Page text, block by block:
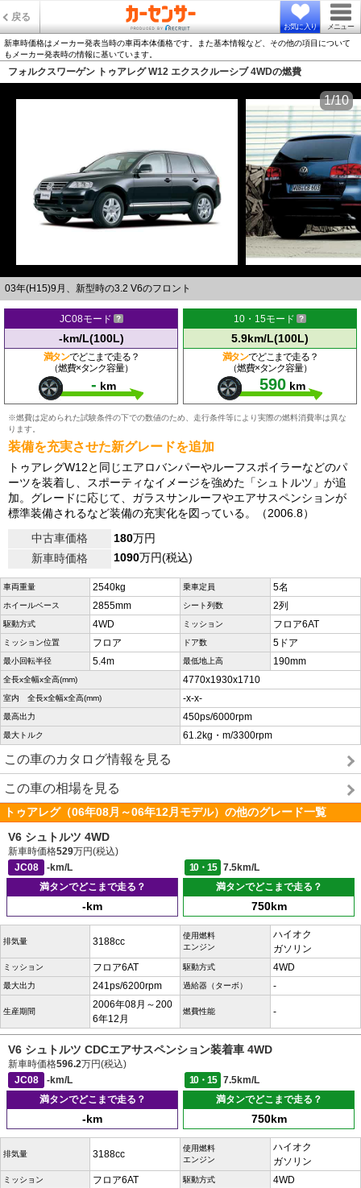
戻る
お気に入り メニュー
新車時価格はメーカー発表当時の車両本体価格です。また基本情報など、その他の項目について
もメーカー発表時の情報に基いています。
フォルクスワーゲン トゥアレグ W12 エクスクルーシブ 4WDの燃費
03年(H15)9月、新型時の3.2 V6のフロント
1/10
JC08モード
-km/L(100L)
満タンでどこまで走る？
（燃費×タンク容量）
- km
10・15モード
5.9km/L(100L)
満タンでどこまで走る？
（燃費×タンク容量）
590 km
※燃費は定められた試験条件の下での数値のため、走行条件等により実際の燃料消費率は異な
ります。
装備を充実させた新グレードを追加
トゥアレグW12と同じエアロバンパーやルーフスポイラーなどのパ
ーツを装着し、スポーティなイメージを強めた「シュトルツ」が追
加。グレードに応じて、ガラスサンルーフやエアサスペンションが
標準装備されるなど装備の充実化を図っている。（2006.8）
中古車価格
180万円
新車時価格
1090万円(税込)
車両重量 2540kg 乗車定員 5名
ホイールベース 2855mm シート列数 2列
駆動方式 4WD ミッション フロア6AT
ミッション位置 フロア ドア数 5ドア
最小回転半径 5.4m 最低地上高 190mm
全長x全幅x全高(mm) 4770x1930x1710
室内 全長x全幅x全高(mm) -x-x-
最高出力 450ps/6000rpm
最大トルク 61.2kg・m/3300rpm
この車のカタログ情報を見る
この車の相場を見る
トゥアレグ（06年08月～06年12月モデル）の他のグレード一覧
V6 シュトルツ 4WD
新車時価格529万円(税込)
JC08
-km/L 10・15
7.5km/L
満タンでどこまで走る？
-km
満タンでどこまで走る？
750km
排気量 3188cc
使用燃料
エンジン
ハイオク
ガソリン
ミッション フロア6AT 駆動方式 4WD
最大出力 241ps/6200rpm 過給器（ターボ） -
生産期間
2006年08月～200
6年12月
燃費性能 -
V6 シュトルツ CDCエアサスペンション装着車 4WD
新車時価格596.2万円(税込)
JC08
-km/L 10・15
7.5km/L
満タンでどこまで走る？
-km
満タンでどこまで走る？
750km
排気量 3188cc
使用燃料
エンジン
ハイオク
ガソリン
ミッション フロア6AT 駆動方式 4WD